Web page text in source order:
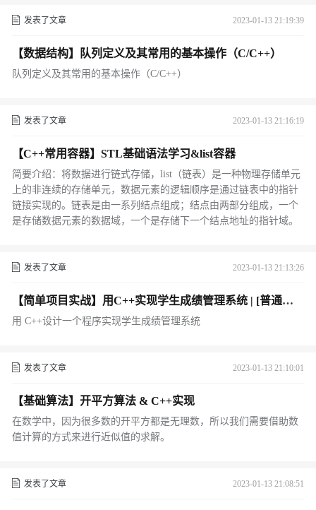
发表了文章 2023-01-13 21:19:39
【数据结构】队列定义及其常用的基本操作（C/C++）
队列定义及其常用的基本操作（C/C++）
发表了文章 2023-01-13 21:16:19
【C++常用容器】STL基础语法学习&list容器
简要介绍：将数据进行链式存储，list（链表）是一种物理存储单元
上的非连续的存储单元，数据元素的逻辑顺序是通过链表中的指针
链接实现的。链表是由一系列结点组成；结点由两部分组成，一个
是存储数据元素的数据域，一个是存储下一个结点地址的指针域。
发表了文章 2023-01-13 21:13:26
【简单项目实战】用C++实现学生成绩管理系统 | [普通实
现]
用 C++设计一个程序实现学生成绩管理系统
发表了文章 2023-01-13 21:10:01
【基础算法】开平方算法 & C++实现
在数学中，因为很多数的开平方都是无理数，所以我们需要借助数
值计算的方式来进行近似值的求解。
发表了文章 2023-01-13 21:08:51